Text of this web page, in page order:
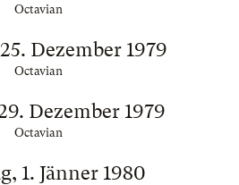
Octavian
Dezember 1979
Octavian
Dezember 1979
Octavian
1. Jänner 1980